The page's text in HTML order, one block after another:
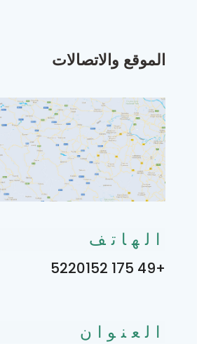
الموقع والاتصالات
الهاتف
+49 175 5220152
العنوان